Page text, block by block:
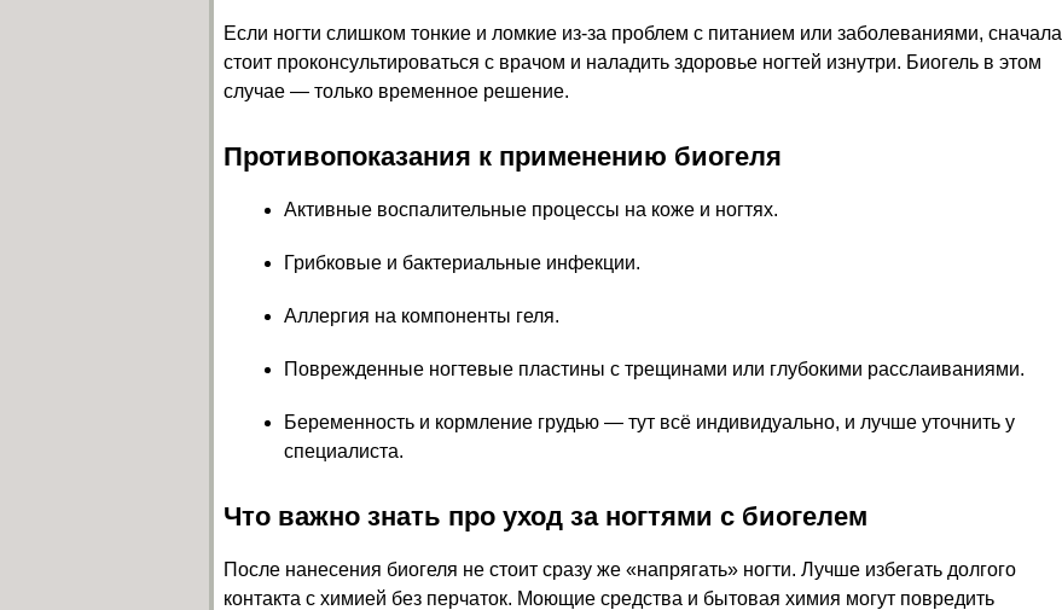
Если ногти слишком тонкие и ломкие из-за проблем с питанием или заболеваниями, сначала
стоит проконсультироваться с врачом и наладить здоровье ногтей изнутри. Биогель в этом
случае — только временное решение.
Противопоказания к применению биогеля
Активные воспалительные процессы на коже и ногтях.
Грибковые и бактериальные инфекции.
Аллергия на компоненты геля.
Поврежденные ногтевые пластины с трещинами или глубокими расслаиваниями.
Беременность и кормление грудью — тут всё индивидуально, и лучше уточнить у
специалиста.
Что важно знать про уход за ногтями с биогелем
После нанесения биогеля не стоит сразу же «напрягать» ногти. Лучше избегать долгого
контакта с химией без перчаток. Моющие средства и бытовая химия могут повредить